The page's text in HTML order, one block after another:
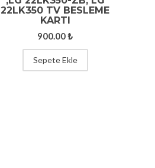
22LK350 TV BESLEME
KARTI
900.00₺
Sepete Ekle